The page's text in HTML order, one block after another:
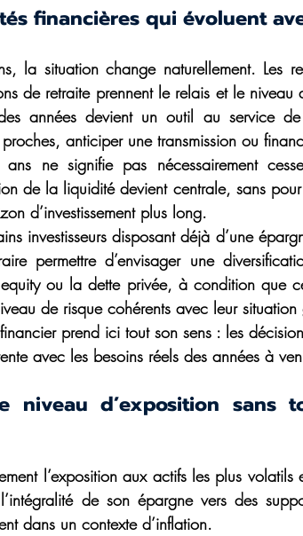
financières qui évoluent
la situation change naturellement. Les
de retraite prennent le relais et le niveau
années devient un outil au service
anticiper une transmission ou
ne signifie pas nécessairement
de la liquidité devient centrale, sans
d’investissement plus long.
investisseurs disposant déjà d’une
permettre d’envisager une
ou la dette privée, à condition que
de risque cohérents avec leur
prend ici tout son sens : les
avec les besoins réels des années à
niveau d’exposition sans
l’exposition aux actifs les plus
de son épargne vers des
dans un contexte d’inflation.